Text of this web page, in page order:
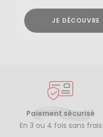
JE DÉCOUVRE
Paiement sécurisé
En 3 ou 4 fois sans frais